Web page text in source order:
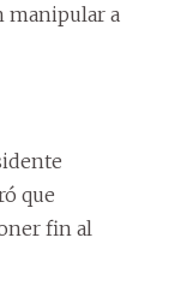
manipular a
que
fin al